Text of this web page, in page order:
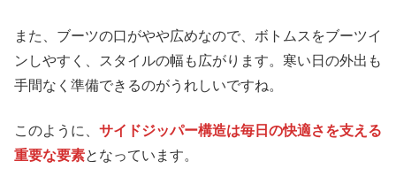
また、ブーツの口がやや広めなので、ボトムスをブーツイ
ンしやすく、スタイルの幅も広がります。寒い日の外出も
手間なく準備できるのがうれしいですね。
このように、 サイドジッパー構造は毎日の快適さを支える
重要な要素となっています。